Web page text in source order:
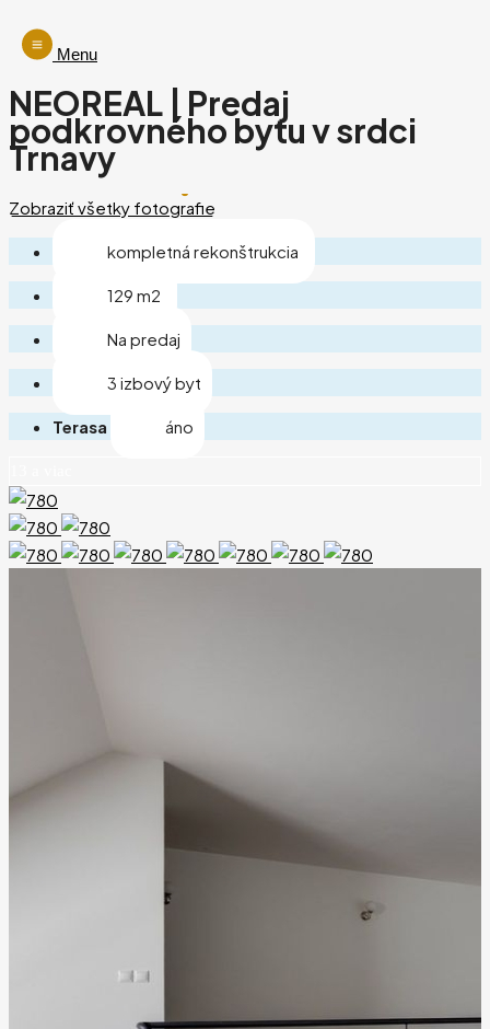
Menu
NEOREAL | Predaj
podkrovného bytu v srdci
Trnavy
Zobraziť všetky fotografie
kompletná rekonštrukcia
129 m2
Na predaj
3 izbový byt
Terasa áno